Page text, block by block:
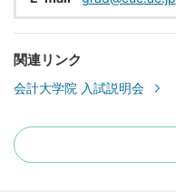
関連リンク
会計大学院 入試説明会